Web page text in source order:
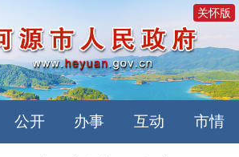
关怀版
公开 办事 互动 市情